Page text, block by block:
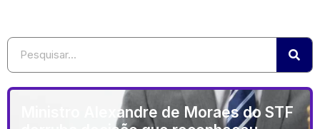
Ministro Alexandre de Moraes do STF